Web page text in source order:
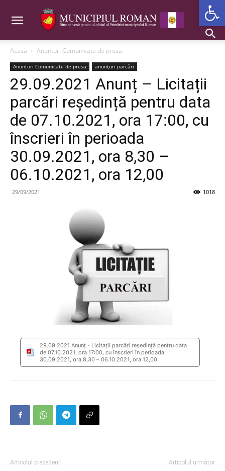
Acasă Anunturi Comunicate de presa
Anunturi Comunicate de presa anunțuri parcări
29.09.2021 Anunț – Licitații
parcări reședință pentru data
de 07.10.2021, ora 17:00, cu
înscrieri în perioada
30.09.2021, ora 8,30 –
06.10.2021, ora 12,00
29/09/2021 1018
29.09.2021 Anunț - Licitații parcări reședință pentru data
de 07.10.2021, ora 17:00, cu înscrieri în perioada
30.09.2021, ora 8,30 – 06.10.2021, ora 12,00
Articolul precedent Articolul următor